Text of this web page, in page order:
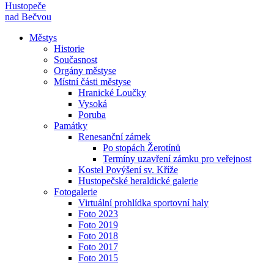
Hustopeče
nad Bečvou
Městys
Historie
Současnost
Orgány městyse
Místní části městyse
Hranické Loučky
Vysoká
Poruba
Památky
Renesanční zámek
Po stopách Žerotínů
Termíny uzavření zámku pro veřejnost
Kostel Povýšení sv. Kříže
Hustopečské heraldické galerie
Fotogalerie
Virtuální prohlídka sportovní haly
Foto 2023
Foto 2019
Foto 2018
Foto 2017
Foto 2015